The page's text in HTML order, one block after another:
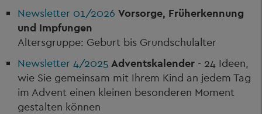
Newsletter 01/2026 Vorsorge, Früherkennung
und Impfungen
Altersgruppe: Geburt bis Grundschulalter
Newsletter 4/2025 Adventskalender - 24 Ideen,
wie Sie gemeinsam mit Ihrem Kind an jedem Tag
im Advent einen kleinen besonderen Moment
gestalten können